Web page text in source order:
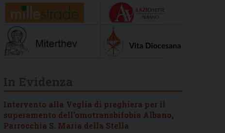
Intervento alla Veglia di preghiera per il
superamento dell’omotransbifobia Albano,
Parrocchia S. Maria della Stella